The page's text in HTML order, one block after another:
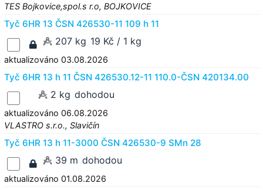
TES Bojkovice,spol.s r.o, BOJKOVICE
Tyč 6HR 13 ČSN 426530-11 109 h 11
207 kg 19 Kč / 1 kg
aktualizováno 03.08.2026
Tyč 6HR 13 h 11 ČSN 426530.12-11 110.0-ČSN 420134.00
2 kg dohodou
aktualizováno 06.08.2026
VLASTRO s.r.o., Slavičín
Tyč 6HR 13 h 11-3000 ČSN 426530-9 SMn 28
39 m dohodou
aktualizováno 01.08.2026